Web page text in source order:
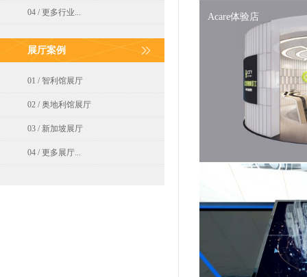
04 / 更多行业...
展厅案例
01 / 智利馆展厅
02 / 奥地利馆展厅
03 / 新加坡展厅
04 / 更多展厅...
Acare体验店